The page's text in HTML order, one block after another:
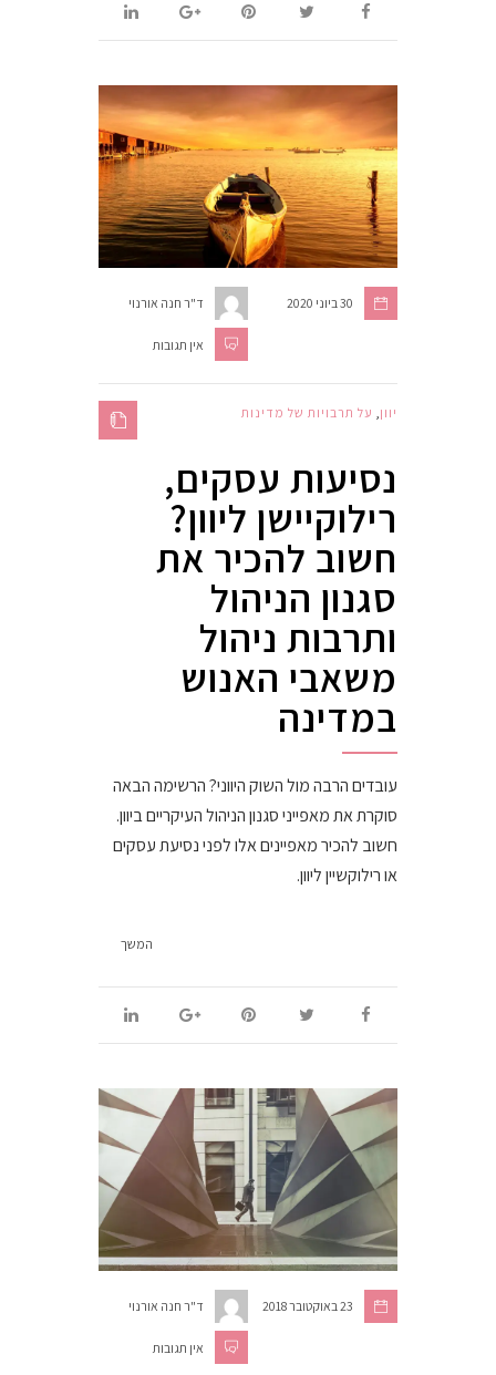
ד"ר חנה אורנוי 30 ביוני 2020
אין תגובות
יוון על תרבויות של מדינות
נסיעות עסקים,
רילוקיישן ליוון?
חשוב להכיר את
סגנון הניהול
ותרבות ניהול
משאבי האנוש
במדינה
עובדים הרבה מול השוק היווני? הרשימה הבאה
סוקרת את מאפייני סגנון הניהול העיקריים ביוון.
חשוב להכיר מאפיינים אלו לפני נסיעת עסקים
או רילוקשיין ליוון.
המשך
ד"ר חנה אורנוי 23 באוקטובר 2018
אין תגובות